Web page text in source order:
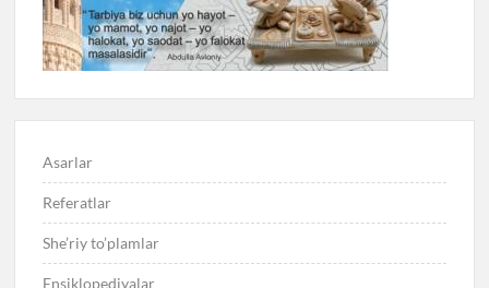
Asarlar
Referatlar
She’riy to’plamlar
Ensiklopediyalar